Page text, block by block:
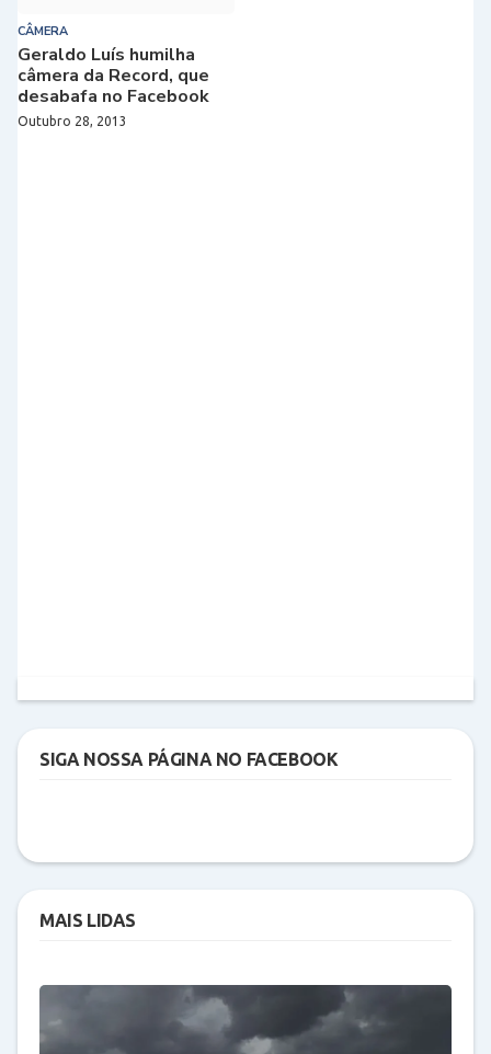
CÂMERA
Geraldo Luís humilha
câmera da Record, que
desabafa no Facebook
Outubro 28, 2013
SIGA NOSSA PÁGINA NO FACEBOOK
MAIS LIDAS